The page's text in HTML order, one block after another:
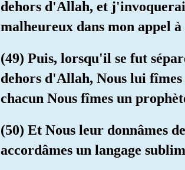
dehors d'Allah, et
malheureux dans mon appel
(49) Puis, lorsqu'il se fut
dehors d'Allah, Nous lui
chacun Nous fîmes un
(50) Et Nous leur donnâmes
accordâmes un langage